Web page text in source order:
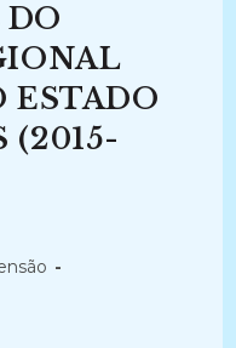
ESTADO
(2015-